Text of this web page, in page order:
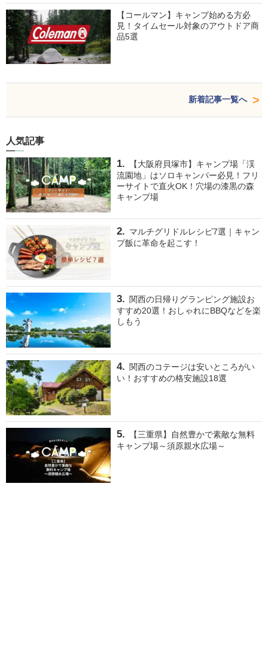
【コールマン】キャンプ始める方必
見！タイムセール対象のアウトドア商
品5選
新着記事一覧へ
人気記事
【大阪府貝塚市】キャンプ場「渓
流園地」はソロキャンパー必見！フリ
ーサイトで直火OK！穴場の漆黒の森
キャンプ場
マルチグリドルレシピ7選｜キャン
プ飯に革命を起こす！
関西の日帰りグランピング施設お
すすめ20選！おしゃれにBBQなどを楽
しもう
関西のコテージは安いところがい
い！おすすめの格安施設18選
【三重県】自然豊かで素敵な無料
キャンプ場～須原親水広場～